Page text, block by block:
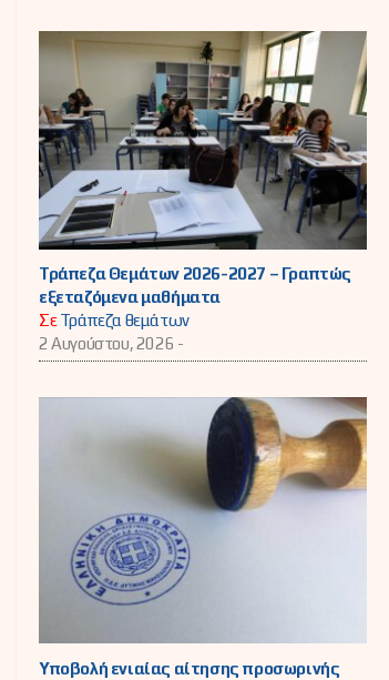
Τράπεζα Θεμάτων 2026-2027 – Γραπτώς
εξεταζόμενα μαθήματα
ΣεΤράπεζα θεμάτων
2 Αυγούστου, 2026 -
Υποβολή ενιαίας αίτησης προσωρινής